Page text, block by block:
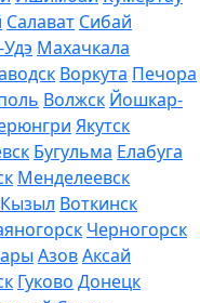
Салават Сибай
Махачкала
Воркута Печора
Волжск Йошкар-
Якутск
Бугульма Елабуга
Менделеевск
Кызыл Воткинск
Черногорск
АзовАксай
Гуково Донецк